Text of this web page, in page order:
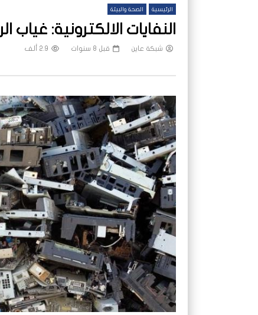
الرئيسية الصحة والبيئة
النفايات الالكترونية: غياب
شبكة عاين قبل 8 سنوات 2.9 ألف